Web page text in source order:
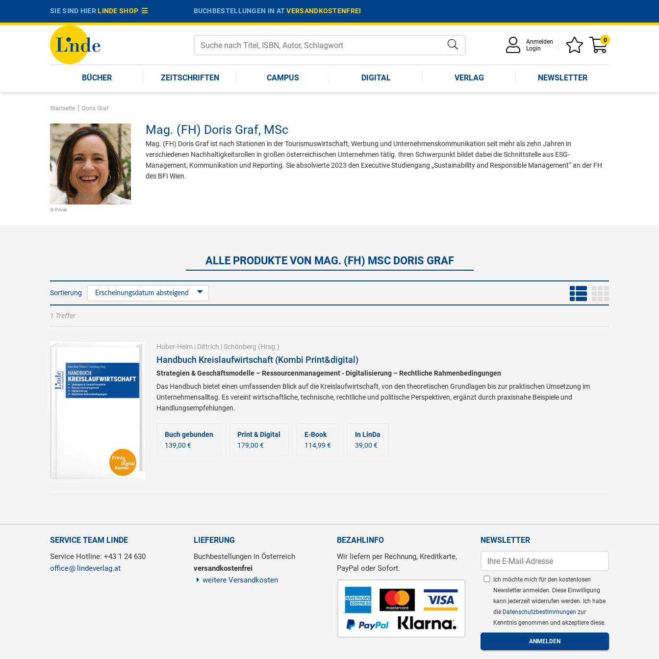
SIE SIND HIERLINDE SHOP BUCHBESTELLUNGEN IN ATVERSANDKOSTENFREI
Anmelden
Login
0
BÜCHER ZEITSCHRIFTEN CAMPUS DIGITAL VERLAG NEWSLETTER
Startseite | Doris Graf
© Privat
Mag. (FH) Doris Graf, MSc
Mag. (FH) Doris Graf ist nach Stationen in der Tourismuswirtschaft, Werbung und Unternehmenskommunikation seit mehr als zehn Jahren in
verschiedenen Nachhaltigkeitsrollen in großen österreichischen Unternehmen tätig. Ihren Schwerpunkt bildet dabei die Schnittstelle aus ESG-
Management, Kommunikation und Reporting. Sie absolvierte 2023 den Executive Studiengang „Sustainability and Responsible Management“ an der FH
des BFI Wien.
ALLE PRODUKTE VON MAG. (FH) MSC DORIS GRAF
Sortierung Erscheinungsdatum absteigend
1 Treffer
Huber-Heim| Dittrich | Schönberg (Hrsg.)
Handbuch Kreislaufwirtschaft (Kombi Print&digital)
Strategien & Geschäftsmodelle – Ressourcenmanagement - Digitalisierung – Rechtliche Rahmenbedingungen
Das Handbuch bietet einen umfassenden Blick auf die Kreislaufwirtschaft, von den theoretischen Grundlagen bis zur praktischen Umsetzung im
Unternehmensalltag. Es vereint wirtschaftliche, technische, rechtliche und politische Perspektiven, ergänzt durch praxisnahe Beispiele und
Handlungsempfehlungen.
Buch gebunden
139,00 €
Print & Digital
179,00 €
E-Book
114,99 €
In LinDa
39,00 €
SERVICE TEAM LINDE
Service Hotline: +43 1 24 630
office
lindeverlag.at
LIEFERUNG
Buchbestellungen in Österreich
versandkostenfrei
weitere Versandkosten
BEZAHLINFO
Wir liefern per Rechnung, Kreditkarte,
PayPal oder Sofort.
NEWSLETTER
Ich möchte mich für den kostenlosen
Newsletter anmelden. Diese Einwilligung
kann jederzeit widerrufen werden. Ich habe
die Datenschutzbestimmungen zur
Kenntnis genommen und akzeptiere diese.